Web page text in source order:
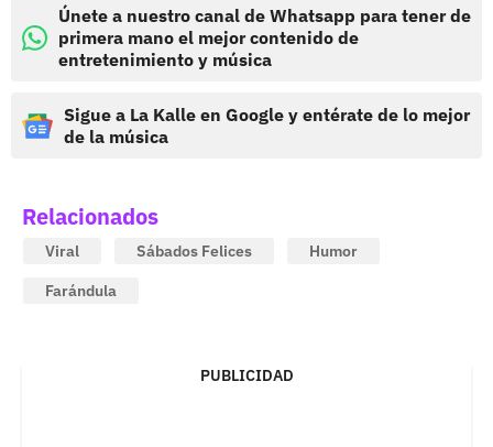
Únete a nuestro canal de Whatsapp para tener de
primera mano el mejor contenido de
entretenimiento y música
Sigue a La Kalle en Google y entérate de lo mejor
de la música
Relacionados
Viral Sábados Felices
Humor
Farándula
PUBLICIDAD